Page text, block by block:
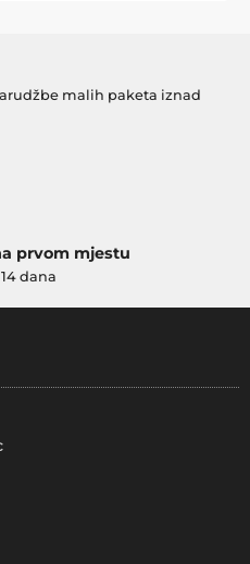
malih paketa iznad
prvom mjestu
dana